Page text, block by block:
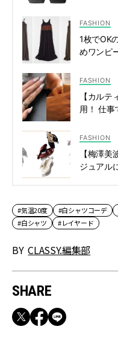
FASHION
1枚でOK
めワンピ
FASHION
【カル
用！ 仕事
FASHION
【梅澤
ジュアル
#気温20度 #白シャツコーデ
#白シャツ
#レイヤード
BY CLASSY.編集部
SHARE